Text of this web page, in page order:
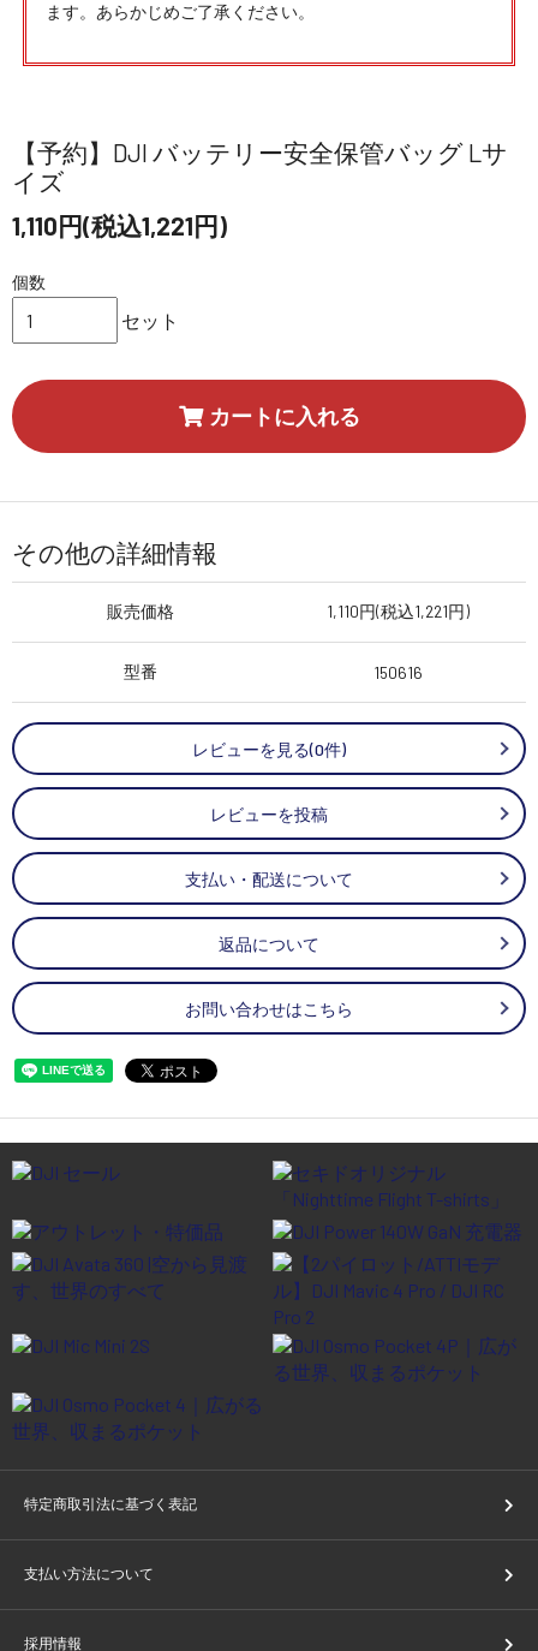
ます。あらかじめご了承ください。
【予約】DJI バッテリー安全保管バッグ Lサ
イズ
1,110円(税込1,221円)
個数
セット
カートに入れる
その他の詳細情報
販売価格 1,110円(税込1,221円)
型番 150616
レビューを見る(0件)
レビューを投稿
支払い・配送について
返品について
お問い合わせはこちら
特定商取引法に基づく表記
支払い方法について
採用情報